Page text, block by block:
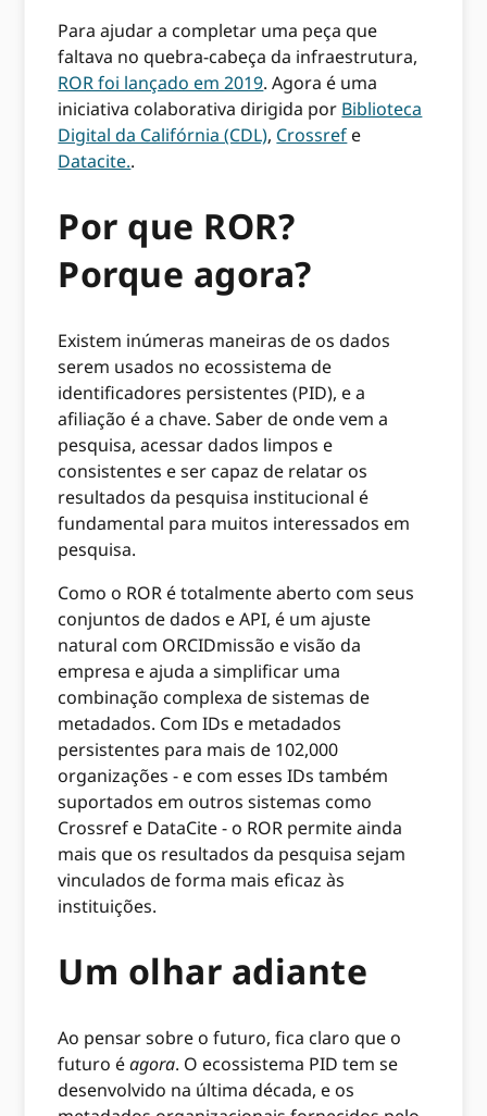
Para ajudar a completar uma peça que
faltava no quebra-cabeça da infraestrutura,
ROR foi lançado em 2019. Agora é uma
iniciativa colaborativa dirigida por Biblioteca
Digital da Califórnia (CDL), Crossref e
Datacite..
Por que ROR?
Porque agora?
Existem inúmeras maneiras de os dados
serem usados ​​no ecossistema de
identificadores persistentes (PID), e a
afiliação é a chave. Saber de onde vem a
pesquisa, acessar dados limpos e
consistentes e ser capaz de relatar os
resultados da pesquisa institucional é
fundamental para muitos interessados ​​em
pesquisa.
Como o ROR é totalmente aberto com seus
conjuntos de dados e API, é um ajuste
natural com ORCIDmissão e visão da
empresa e ajuda a simplificar uma
combinação complexa de sistemas de
metadados. Com IDs e metadados
persistentes para mais de 102,000
organizações - e com esses IDs também
suportados em outros sistemas como
Crossref e DataCite - o ROR permite ainda
mais que os resultados da pesquisa sejam
vinculados de forma mais eficaz às
instituições.
Um olhar adiante
Ao pensar sobre o futuro, fica claro que o
futuro éagora. O ecossistema PID tem se
desenvolvido na última década, e os